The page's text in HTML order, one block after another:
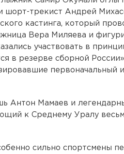
шорт-трекист Андрей
кастинга, который
Вера Миляева и
участвовать в
в резерве сборной
первоначальный
Антон Мамаев и
к Среднему Уралу
сильно спортсмены